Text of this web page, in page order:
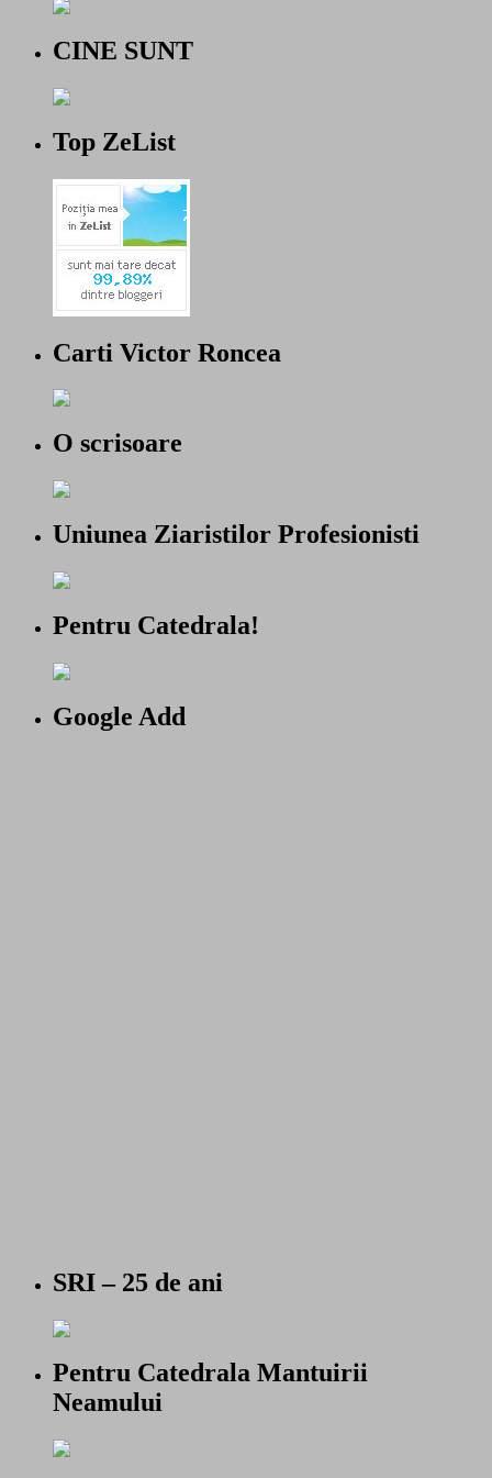
CINE SUNT
Top ZeList
Carti Victor Roncea
O scrisoare
Uniunea Ziaristilor Profesionisti
Pentru Catedrala!
Google Add
SRI – 25 de ani
Pentru Catedrala Mantuirii
Neamului